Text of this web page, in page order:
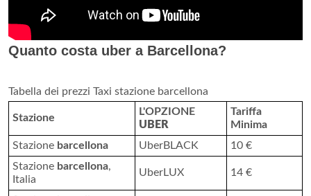
Quanto costa uber a Barcellona?
Tabella dei prezzi Taxi stazione barcellona
Stazione
L'OPZIONE
UBER
Tariffa
Minima
Stazione barcellona UberBLACK
10 €
Stazione barcellona,
Italia
UberLUX 14 €